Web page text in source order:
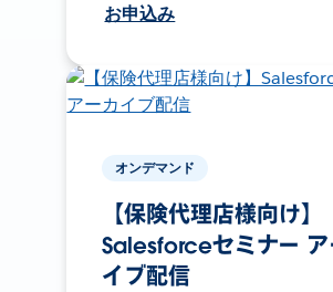
お申込み
オンデマンド
【保険代理店様向け】
Salesforceセミナー ア
イブ配信